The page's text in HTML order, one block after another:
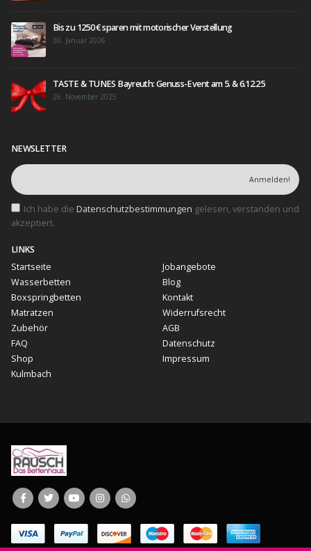
Bis zu 1250 € sparen mit motorischer Verstellung
30. Januar 2026
TASTE & TUNES Bayreuth: Genuss-Event am 5. & 6.12.25
26. November 2025
NEWSLETTER
Ich habe die Datenschutzbestimmungen gelesen, verstanden und
akzeptiert.
LINKS
Startseite
Wasserbetten
Boxspringbetten
Matratzen
Zubehör
FAQ
Shop
Kulmbach
Jobangebote
Blog
Kontakt
Widerrufsrecht
AGB
Datenschutz
Impressum